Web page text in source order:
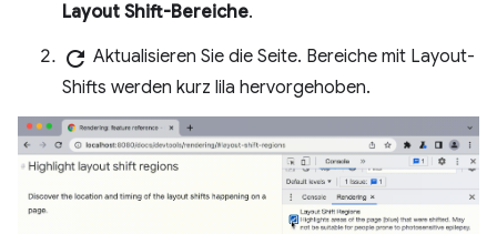
Layout Shift-Bereiche.
refresh Aktualisieren Sie die Seite. Bereiche mit Layout-
Shifts werden kurz lila hervorgehoben.